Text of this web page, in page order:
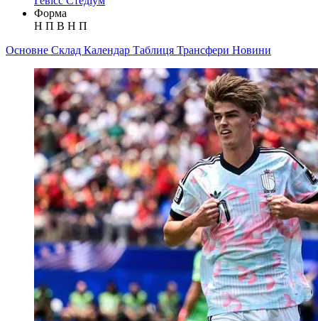
Форма
Н П В Н П
Основне Склад Календар Таблиця Трансфери Новини